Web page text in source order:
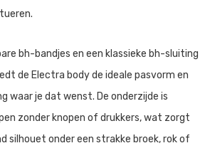
bh-bandjes en een klassieke bh-sluiting
de Electra body de ideale pasvorm en
waar je dat wenst. De onderzijde is
zonder knopen of drukkers, wat zorgt
silhouet onder een strakke broek, rok of